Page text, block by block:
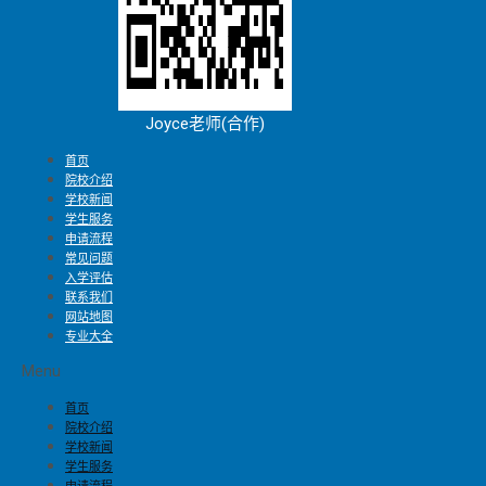
Joyce老师(合作)
首页
院校介绍
学校新闻
学生服务
申请流程
常见问题
入学评估
联系我们
网站地图
专业大全
Menu
首页
院校介绍
学校新闻
学生服务